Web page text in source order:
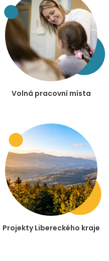
Volná pracovní místa
Projekty Libereckého kraje